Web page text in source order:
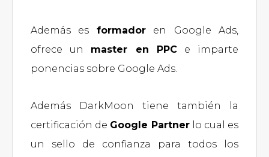
Además es formadoren Google Ads,
ofrece un master en PPCe imparte
ponencias sobre Google Ads.
Además DarkMoon tiene también la
certificación de Google Partnerlo cual es
un sello de confianza para todos los